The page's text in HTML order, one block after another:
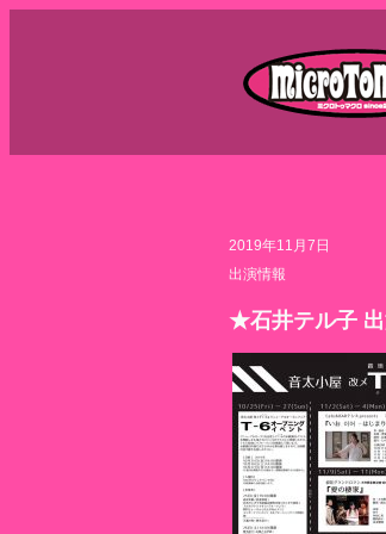
2019年11月7日
出演情報
★石井テル子